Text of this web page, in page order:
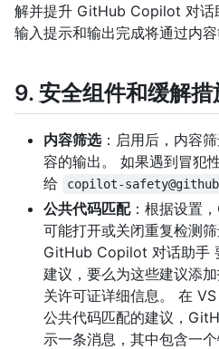
解并提升 GitHub Copilot 对话
输入提示和输出完成将通过内容
9. 安全组件和缓解措
内容筛选：启用后，内容
容的输出。 如果遇到冒犯
给
copilot-
公共代码匹配：根据设置
可能打开或关闭重复检测
GitHub Copilot 对话助手
建议，要么为这些建议添
关许可证详细信息。 在
公共代码匹配的建议，
示一条消息，其中包含一